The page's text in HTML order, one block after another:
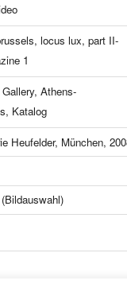
locus lux, part II-
1
Athens-
Katalog
Heufelder, München,